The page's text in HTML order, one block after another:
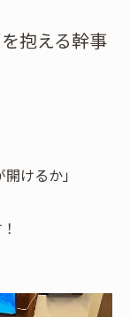
抱える幹事
けるか」